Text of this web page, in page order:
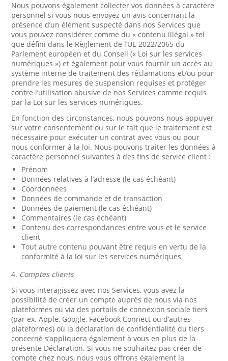
Nous pouvons également collecter vos données à caractère
personnel si vous nous envoyez un avis concernant la
présence d’un élément suspecté dans nos Services que
vous pouvez considérer comme du « contenu illégal » tel
que défini dans le Règlement de l’UE 2022/2065 du
Parlement européen et du Conseil (« Loi sur les services
numériques ») et également pour vous fournir un accès au
système interne de traitement des réclamations et/ou pour
prendre les mesures de suspension requises et protéger
contre l’utilisation abusive de nos Services comme requis
par la Loi sur les services numériques.
En fonction des circonstances, nous pouvons nous appuyer
sur votre consentement ou sur le fait que le traitement est
nécessaire pour exécuter un contrat avec vous ou pour
nous conformer à la loi. Nous pouvons traiter les données à
caractère personnel suivantes à des fins de service client :
Prénom
Données relatives à l’adresse (le cas échéant)
Coordonnées
Données de commande et de transaction
Données de paiement (le cas échéant)
Commentaires (le cas échéant)
Contenu des correspondances entre vous et le service
client
Tout autre contenu pouvant être requis en vertu de la
conformité à la loi sur les services numériques
4. Comptes clients
Si vous interagissez avec nos Services, vous avez la
possibilité de créer un compte auprès de nous via nos
plateformes ou via des portails de connexion sociale tiers
(par ex. Apple, Google, Facebook Connect ou d’autres
plateformes) où la déclaration de confidentialité du tiers
concerné s’appliquera également à vous en plus de la
présente Déclaration. Si vous ne souhaitez pas créer de
compte chez nous, nous vous offrons également la